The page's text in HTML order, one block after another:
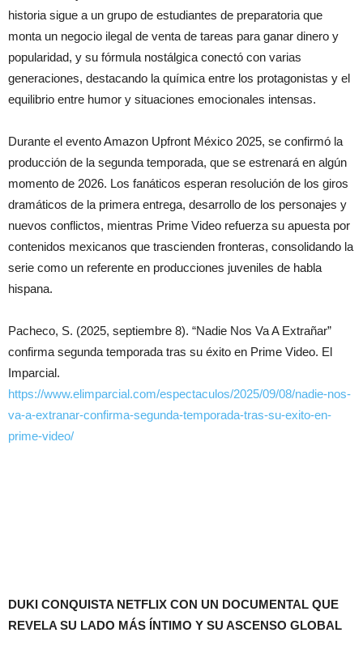
historia sigue a un grupo de estudiantes de preparatoria que
monta un negocio ilegal de venta de tareas para ganar dinero y
popularidad, y su fórmula nostálgica conectó con varias
generaciones, destacando la química entre los protagonistas y el
equilibrio entre humor y situaciones emocionales intensas.
Durante el evento Amazon Upfront México 2025, se confirmó la
producción de la segunda temporada, que se estrenará en algún
momento de 2026. Los fanáticos esperan resolución de los giros
dramáticos de la primera entrega, desarrollo de los personajes y
nuevos conflictos, mientras Prime Video refuerza su apuesta por
contenidos mexicanos que trascienden fronteras, consolidando la
serie como un referente en producciones juveniles de habla
hispana.
Pacheco, S. (2025, septiembre 8). “Nadie Nos Va A Extrañar”
confirma segunda temporada tras su éxito en Prime Video. El
Imparcial.
https://www.elimparcial.com/espectaculos/2025/09/08/nadie-nos-
va-a-extranar-confirma-segunda-temporada-tras-su-exito-en-
prime-video/
DUKI CONQUISTA NETFLIX CON UN DOCUMENTAL QUE
REVELA SU LADO MÁS ÍNTIMO Y SU ASCENSO GLOBAL